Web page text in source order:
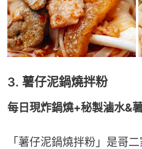
3. 薯仔泥鍋燒拌粉
每日現炸鍋燒+秘製滷水&
「薯仔泥鍋燒拌粉」是哥